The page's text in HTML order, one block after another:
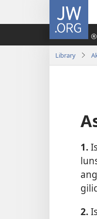
JW.ORG
Library
1.
ang
2.